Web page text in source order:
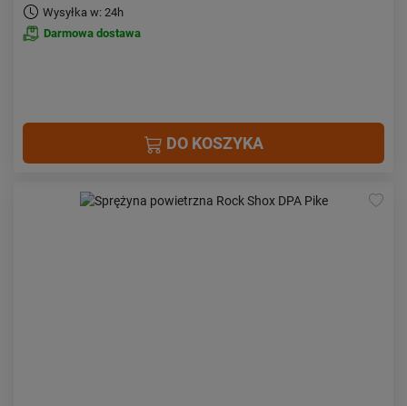
Wysyłka w: 24h
Darmowa dostawa
DO KOSZYKA